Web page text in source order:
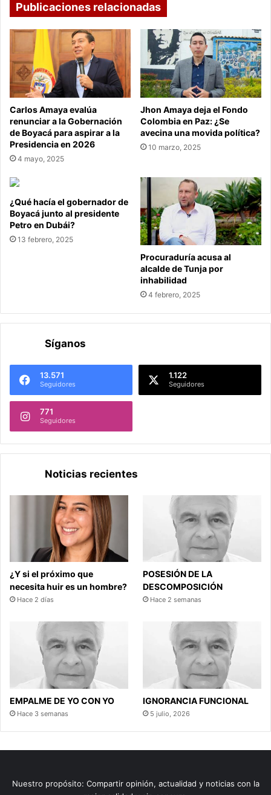
Publicaciones relacionadas
Carlos Amaya evalúa
renunciar a la Gobernación
de Boyacá para aspirar a la
Presidencia en 2026
4 mayo, 2025
Jhon Amaya deja el Fondo
Colombia en Paz: ¿Se
avecina una movida política?
10 marzo, 2025
¿Qué hacía el gobernador de
Boyacá junto al presidente
Petro en Dubái?
13 febrero, 2025
Procuraduría acusa al
alcalde de Tunja por
inhabilidad
4 febrero, 2025
Síganos
13.571
Seguidores
1.122
Seguidores
771
Seguidores
Noticias recientes
¿Y si el próximo que
necesita huir es un hombre?
Hace 2 días
POSESIÓN DE LA
DESCOMPOSICIÓN
Hace 2 semanas
EMPALME DE YO CON YO
Hace 3 semanas
IGNORANCIA FUNCIONAL
5 julio, 2026
Nuestro propósito: Compartir opinión, actualidad y noticias con la